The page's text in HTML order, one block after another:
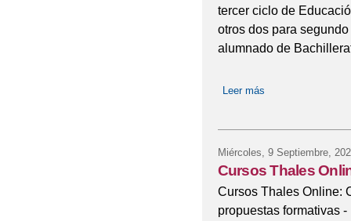
tercer ciclo de
otros dos para
alumnado de
Leer más
Miércoles, 9 Septiembre,
Cursos Thales
Cursos Thales Online:
propuestas formativas